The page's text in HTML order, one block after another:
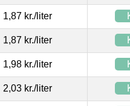
1,87 kr./liter
1,87 kr./liter
1,98 kr./liter
2,03 kr./liter